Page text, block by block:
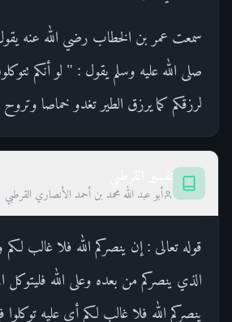
سمعت عمر بن الخطاب رضي الله عنه
صلى الله عليه وسلم يقول : " لو أنكم
لرزقكم كما يرزق الطير تغدو خماصا وتروح
أبو عبد الله محمد بن أحمد الأنصاري القرطبي
قوله تعالى : إن ينصركم الله فلا غالب
الذي ينصركم من بعده وعلى الله فليتوكل
ينصركم الله فلا غالب لكم أي عليه توكلوا